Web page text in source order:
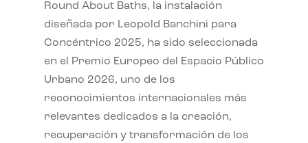
Round About Baths, la instalación
diseñada por Leopold Banchini para
Concéntrico 2025, ha sido seleccionada
en el Premio Europeo del Espacio Público
Urbano 2026, uno de los
reconocimientos internacionales más
relevantes dedicados a la creación,
recuperación y transformación de los